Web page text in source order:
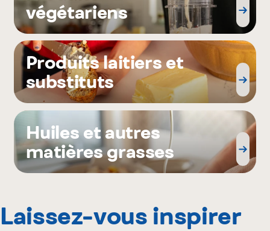
végétariens
Produits laitiers et
substituts
Huiles et autres
matières grasses
Laissez-vous inspirer